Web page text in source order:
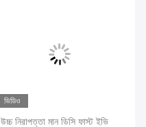
ভিডিও
উচ্চ নিরাপত্তা মান ডিসি ফাস্ট ইভি